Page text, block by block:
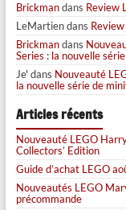
Brickmandans Review
LeMartiendans
Brickmandans
Series : la nouvelle
Je' dans Nouveauté
la nouvelle série de
Articles récents
Nouveauté LEGO
Collectors’ Edition
Guide d’achat LEGO
Nouveautés LEGO
précommande